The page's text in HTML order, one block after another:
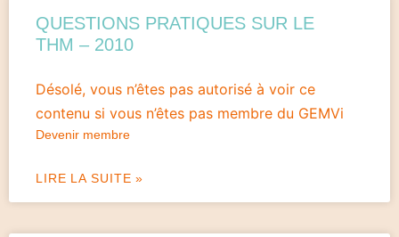
QUESTIONS PRATIQUES SUR LE
THM – 2010
Désolé, vous n’êtes pas autorisé à voir ce
contenu si vous n’êtes pas membre du GEMVi
Devenir membre
LIRE LA SUITE »